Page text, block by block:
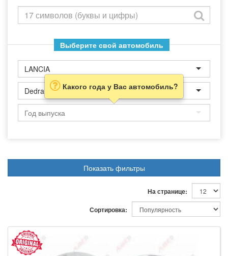
Выберите свой автомобиль
LANCIA
Dedra Какого года у Вас автомобиль?
Показать фильтры
На странице:
Сортировка: